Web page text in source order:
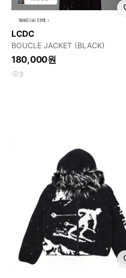
LCDC
BOUCLE JACKET (BLACK)
180,000원
3